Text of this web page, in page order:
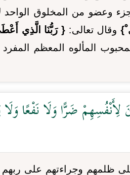
وعضو من المخلوق الواحد
ْ} وقال تعالى:{ رَبُّنَا الَّذِي
المألوه المعظم
ضَرًّا وَلَا نَفْعًا وَلَا
وجراءتهم على ربهم